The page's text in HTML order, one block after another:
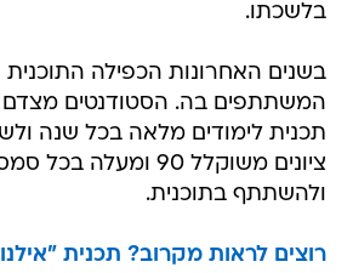
בלשכתו.
בשנים האחרונות הכפילה
המשתתפים בה. הסטודנטים מצדם
תכנית לימודים מלאה בכל שנה
ציונים משוקלל 90
ולהשתתף בתוכנית.
רוצים לראות מקרוב? תכנית